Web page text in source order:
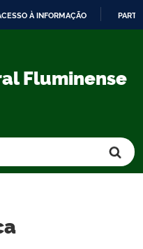
À INFORMAÇÃO
Fluminense